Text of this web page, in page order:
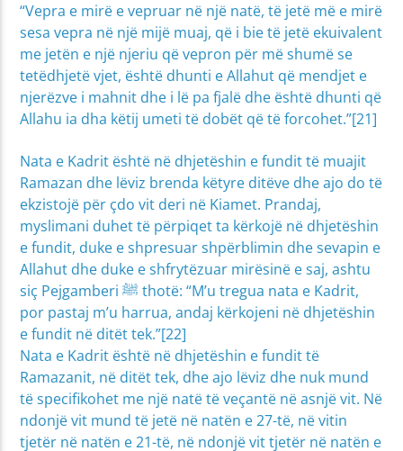
“Vepra e mirë e vepruar në një natë, të jetë më e mirë
sesa vepra në një mijë muaj, që i bie të jetë ekuivalent
me jetën e një njeriu që vepron për më shumë se
tetëdhjetë vjet, është dhunti e Allahut që mendjet e
njerëzve i mahnit dhe i lë pa fjalë dhe është dhunti që
Allahu ia dha këtij umeti të dobët që të forcohet.”[21]
Nata e Kadrit është në dhjetëshin e fundit të muajit
Ramazan dhe lëviz brenda këtyre ditëve dhe ajo do të
ekzistojë për çdo vit deri në Kiamet. Prandaj,
myslimani duhet të përpiqet ta kërkojë në dhjetëshin
e fundit, duke e shpresuar shpërblimin dhe sevapin e
Allahut dhe duke e shfrytëzuar mirësinë e saj, ashtu
siç Pejgamberi ﷺ thotë: “M’u tregua nata e Kadrit,
por pastaj m’u harrua, andaj kërkojeni në dhjetëshin
e fundit në ditët tek.”[22]
Nata e Kadrit është në dhjetëshin e fundit të
Ramazanit, në ditët tek, dhe ajo lëviz dhe nuk mund
të specifikohet me një natë të veçantë në asnjë vit. Në
ndonjë vit mund të jetë në natën e 27-të, në vitin
tjetër në natën e 21-të, në ndonjë vit tjetër në natën e